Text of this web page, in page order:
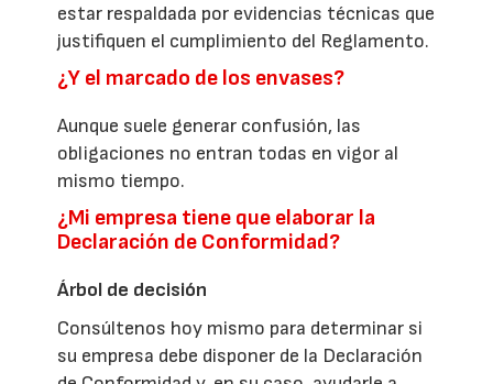
estar respaldada por evidencias técnicas que
justifiquen el cumplimiento del Reglamento.
¿Y el marcado de los envases?
Aunque suele generar confusión, las
obligaciones no entran todas en vigor al
mismo tiempo.
¿Mi empresa tiene que elaborar la
Declaración de Conformidad?
Árbol de decisión
Consúltenos hoy mismo para determinar si
su empresa debe disponer de la Declaración